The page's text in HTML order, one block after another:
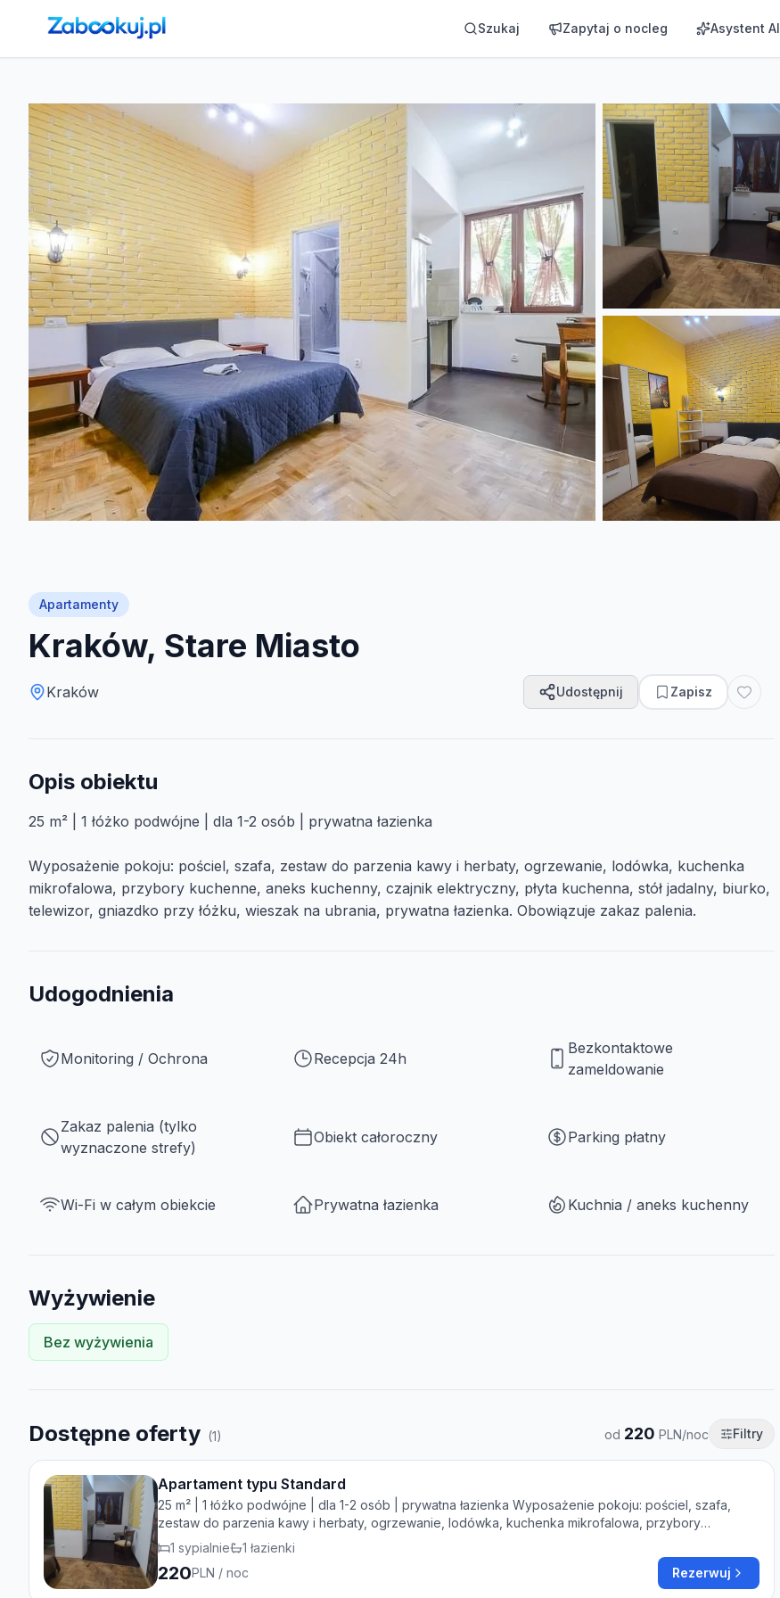
Strona główna ›Noclegi Szukaj Zapytaj o nocleg Asystent AI
Apartamenty
Kraków, Stare Miasto
Kraków Udostępnij Zapisz
Opis obiektu
25 m² | 1 łóżko podwójne | dla 1-2 osób | prywatna łazienka
Wyposażenie pokoju: pościel, szafa, zestaw do parzenia kawy i herbaty, ogrzewanie, lodówka, kuchenka
mikrofalowa, przybory kuchenne, aneks kuchenny, czajnik elektryczny, płyta kuchenna, stół jadalny, biurko,
telewizor, gniazdko przy łóżku, wieszak na ubrania, prywatna łazienka. Obowiązuje zakaz palenia.
Udogodnienia
Monitoring / Ochrona Recepcja 24h
Bezkontaktowe
zameldowanie
Zakaz palenia (tylko
wyznaczone strefy)
Obiekt całoroczny Parking płatny
Wi-Fi w całym obiekcie Prywatna łazienka Kuchnia / aneks kuchenny
Wyżywienie
Bez wyżywienia
Dostępne oferty (1) od 220 PLN/noc Filtry
Apartament typu Standard
25 m² | 1 łóżko podwójne | dla 1-2 osób | prywatna łazienka Wyposażenie pokoju: pościel, szafa,
zestaw do parzenia kawy i herbaty, ogrzewanie, lodówka, kuchenka mikrofalowa, przybory
kuchenne, aneks kuchenny, czajnik elektryczny, płyta kuchenna, stół jadalny, biurko, telewizor,
gniazdko przy łóżku, wieszak na ubrania, prywatna łazienka. Obowiązuje zakaz palenia.
1 sypialnie 1 łazienki
220PLN / noc Rezerwuj